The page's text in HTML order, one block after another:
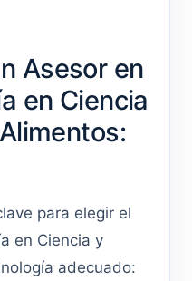
Asesor en
en Ciencia
para elegir el
en Ciencia y
adecuado: